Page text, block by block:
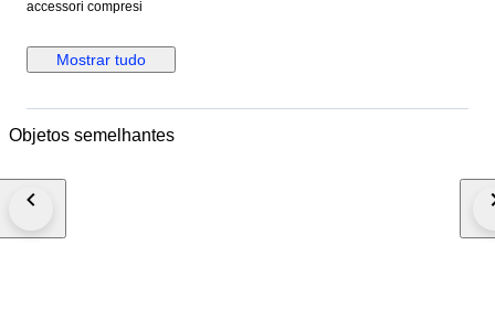
accessori compresi
Mostrar tudo
Objetos semelhantes